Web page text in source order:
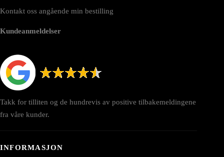
Kontakt oss angående min bestilling
Kundeanmeldelser
Takk for tilliten og de hundrevis av positive tilbakemeldingene
fra våre kunder.
INFORMASJON